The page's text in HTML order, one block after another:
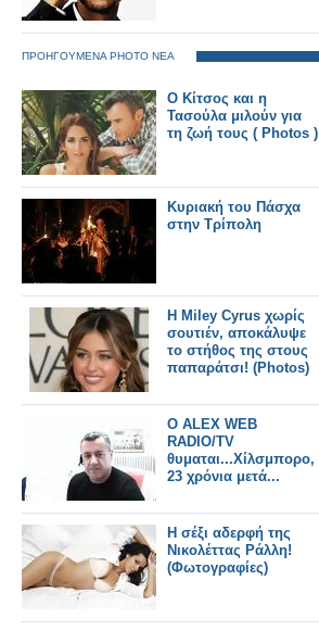
ΠΡΟΗΓΟΥΜΕΝΑ PHOTO ΝΕΑ
Ο Κίτσος και η
Τασούλα μιλούν για
τη ζωή τους ( Photos )
Κυριακή του Πάσχα
στην Τρίπολη
H Miley Cyrus χωρίς
σουτιέν, αποκάλυψε
το στήθος της στους
παπαράτσι! (Photos)
O ALEX WEB
RADIO/TV
θυμαται...Χίλσμπορο,
23 χρόνια μετά...
H σέξι αδερφή της
Νικολέττας Ράλλη!
(Φωτογραφίες)